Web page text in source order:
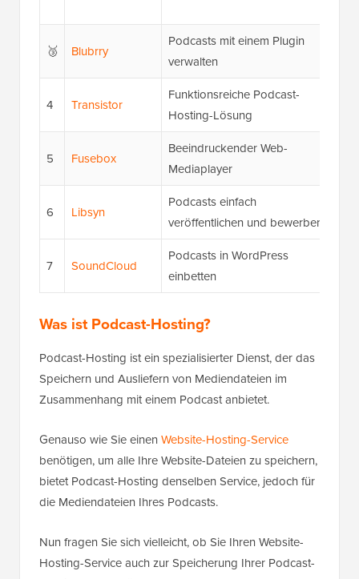
🥉 Blubrry
Podcasts mit einem Plugin
verwalten
4 Transistor
Funktionsreiche Podcast-
Hosting-Lösung
5 Fusebox
Beeindruckender Web-
Mediaplayer
6 Libsyn
Podcasts einfach
veröffentlichen und bewerben
7 SoundCloud
Podcasts in WordPress
einbetten
Was ist Podcast-Hosting?
Podcast-Hosting ist ein spezialisierter Dienst, der das
Speichern und Ausliefern von Mediendateien im
Zusammenhang mit einem Podcast anbietet.
Genauso wie Sie einen Website-Hosting-Service
benötigen, um alle Ihre Website-Dateien zu speichern,
bietet Podcast-Hosting denselben Service, jedoch für
die Mediendateien Ihres Podcasts.
Nun fragen Sie sich vielleicht, ob Sie Ihren Website-
Hosting-Service auch zur Speicherung Ihrer Podcast-